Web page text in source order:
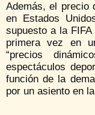
Además, el precio
en Estados
supuesto a la
primera vez en
“precios
espectáculos
función de la
por un asiento en